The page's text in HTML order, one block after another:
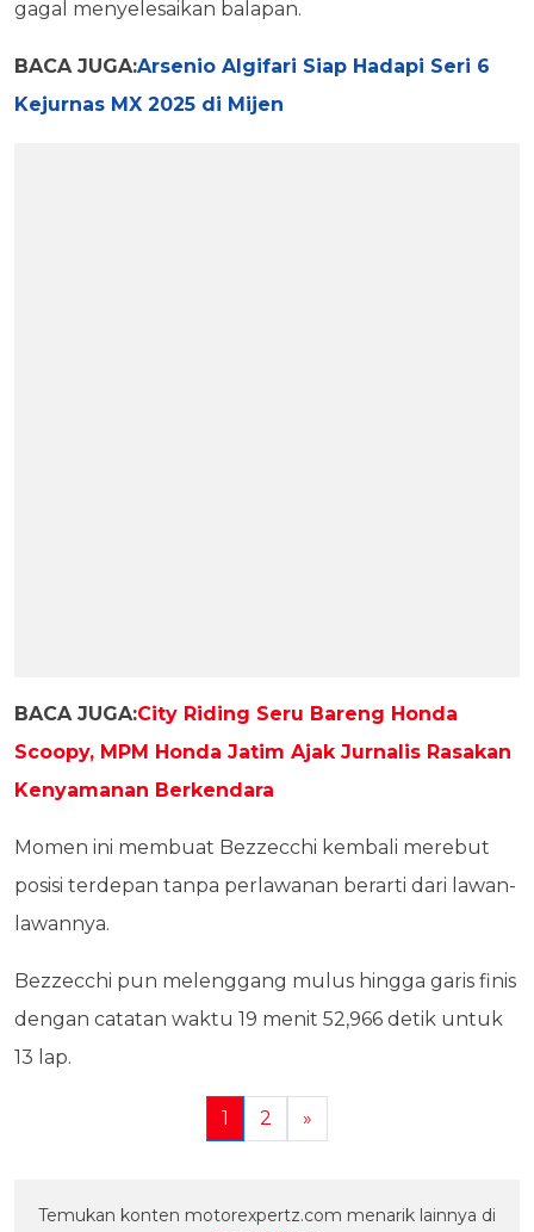
gagal menyelesaikan balapan.
BACA JUGA:Arsenio Algifari Siap Hadapi Seri 6
Kejurnas MX 2025 di Mijen
BACA JUGA:City Riding Seru Bareng Honda
Scoopy, MPM Honda Jatim Ajak Jurnalis Rasakan
Kenyamanan Berkendara
Momen ini membuat Bezzecchi kembali merebut
posisi terdepan tanpa perlawanan berarti dari lawan-
lawannya.
Bezzecchi pun melenggang mulus hingga garis finis
dengan catatan waktu 19 menit 52,966 detik untuk
13 lap.
1 2 »
Temukan konten motorexpertz.com menarik lainnya di